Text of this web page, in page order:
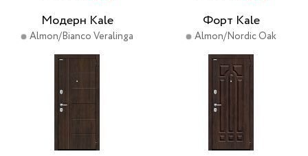
Модерн Kale
Almon/Bianco Veralinga
Форт Kale
Almon/Nordic Oak